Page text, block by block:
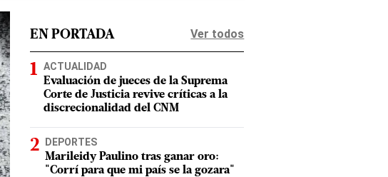
EN PORTADA Ver todos
ACTUALIDAD
Evaluación de jueces de la Suprema
Corte de Justicia revive críticas a la
discrecionalidad del CNM
DEPORTES
Marileidy Paulino tras ganar oro:
"Corrí para que mi país se la gozara"